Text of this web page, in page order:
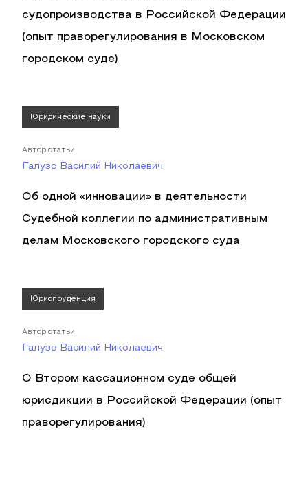
судопроизводства в Российской Федерации
(опыт праворегулирования в Московском
городском суде)
Юридические науки
Автор статьи
Галузо Василий Николаевич
Об одной «инновации» в деятельности
Судебной коллегии по административным
делам Московского городского суда
Юриспруденция
Автор статьи
Галузо Василий Николаевич
О Втором кассационном суде общей
юрисдикции в Российской Федерации (опыт
праворегулирования)